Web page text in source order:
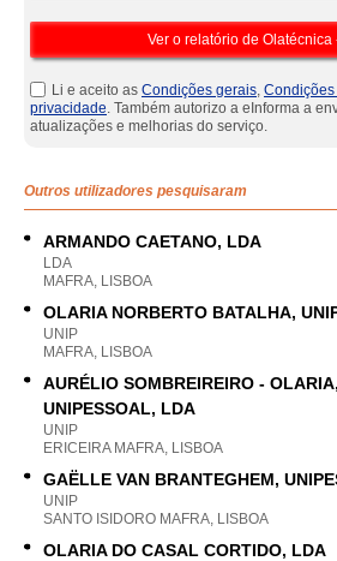
Li e aceito as Condições gerais,
privacidade. Também autorizo a eInforma a
atualizações e melhorias do serviço.
Outros utilizadores pesquisaram
ARMANDO CAETANO, LDA
LDA
MAFRA, LISBOA
OLARIA NORBERTO BATALHA,
UNIP
MAFRA, LISBOA
AURÉLIO SOMBREIREIRO -
UNIPESSOAL, LDA
UNIP
ERICEIRA MAFRA, LISBOA
GAËLLE VAN BRANTEGHEM,
UNIP
SANTO ISIDORO MAFRA, LISBOA
OLARIA DO CASAL CORTIDO, LDA